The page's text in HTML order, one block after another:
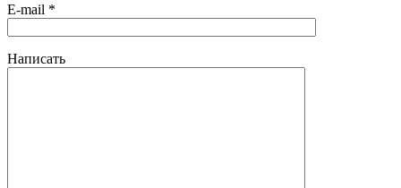
E-mail *
Написать